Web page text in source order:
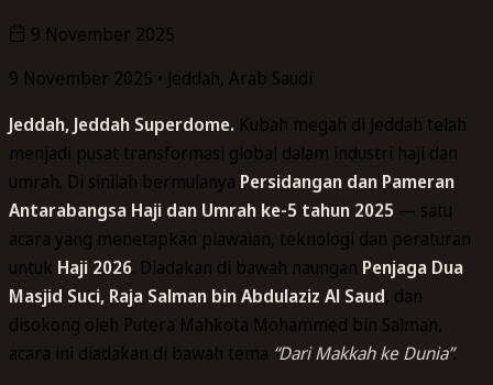
9 November 2025
9 November 2025 • Jeddah, Arab Saudi
Jeddah, Jeddah Superdome. Kubah megah di Jeddah telah
menjadi pusat transformasi global dalam industri haji dan
umrah. Di sinilah bermulanya Persidangan dan Pameran
Antarabangsa Haji dan Umrah ke-5 tahun 2025 — satu
acara yang menetapkan piawaian, teknologi dan peraturan
untuk Haji 2026. Diadakan di bawah naungan Penjaga Dua
Masjid Suci, Raja Salman bin Abdulaziz Al Saud, dan
disokong oleh Putera Mahkota Mohammed bin Salman,
acara ini diadakan di bawah tema “Dari Makkah ke Dunia”.